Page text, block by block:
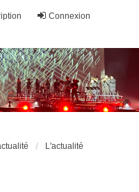
Connexion
L'actualité